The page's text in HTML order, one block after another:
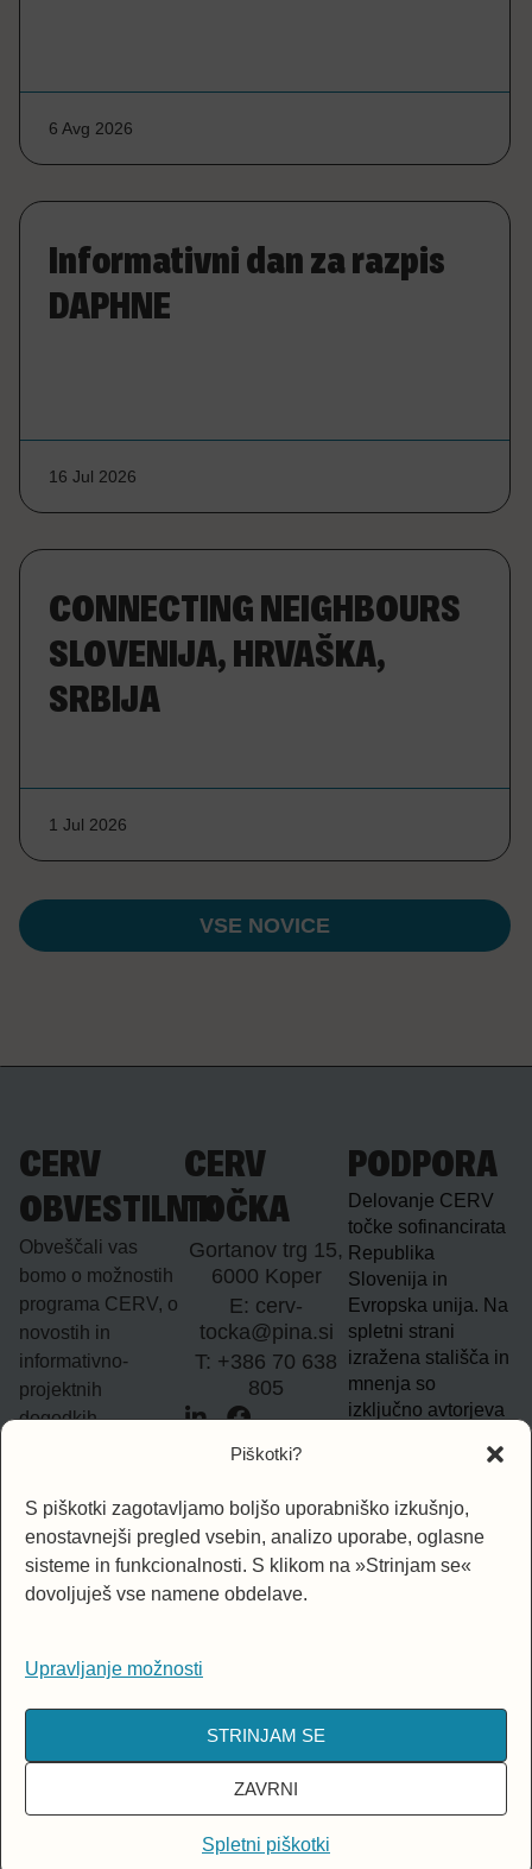
Piškotki?
S piškotki zagotavljamo boljšo uporabniško izkušnjo,
enostavnejši pregled vsebin, analizo uporabe, oglasne
sisteme in funkcionalnosti. S klikom na »Strinjam se«
dovoljuješ vse namene obdelave.
Upravljanje možnosti
STRINJAM SE
ZAVRNI
Spletni piškotki
VSE NOVICE
6 Avg 2026
Informativni dan za razpis
DAPHNE
16 Jul 2026
CONNECTING NEIGHBOURS
SLOVENIJA, HRVAŠKA,
SRBIJA
1 Jul 2026
CERV
TOČKA
Gortanov trg 15,
6000 Koper
E: cerv-
tocka@pina.si
T: +386 70 638
805
CERV
OBVESTILNIK
Obveščali vas
bomo o možnostih
programa CERV, o
novostih in
informativno-
projektnih
dogodkih.
PRIJAVA
PODPORA
Delovanje CERV
točke sofinancirata
Republika
Slovenija in
Evropska unija. Na
spletni strani
izražena stališča in
mnenja so
izključno avtorjeva
odražajo mnenj in
unije. Evropska
unija za izražena
stališča ni
© 2026 Kulturno izobraževalno društvo PiNA. Vse pravice pridržane
| Spletni piškotki | Avtor spletne strani